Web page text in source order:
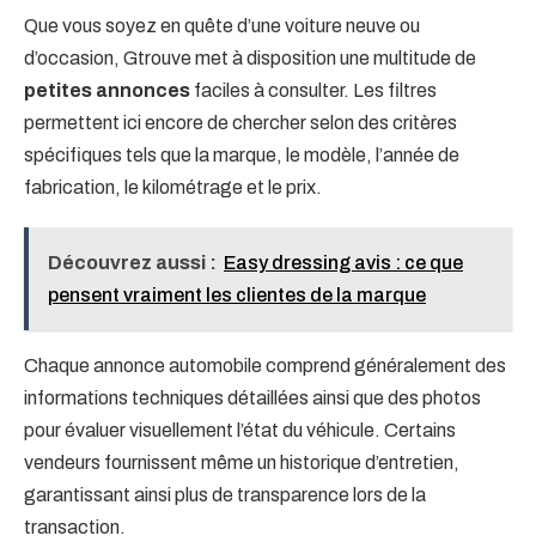
Que vous soyez en quête d’une voiture neuve ou
d’occasion, Gtrouve met à disposition une multitude de
petites annonces faciles à consulter. Les filtres
permettent ici encore de chercher selon des critères
spécifiques tels que la marque, le modèle, l’année de
fabrication, le kilométrage et le prix.
Découvrez aussi : Easy dressing avis : ce que
pensent vraiment les clientes de la marque
Chaque annonce automobile comprend généralement des
informations techniques détaillées ainsi que des photos
pour évaluer visuellement l’état du véhicule. Certains
vendeurs fournissent même un historique d’entretien,
garantissant ainsi plus de transparence lors de la
transaction.